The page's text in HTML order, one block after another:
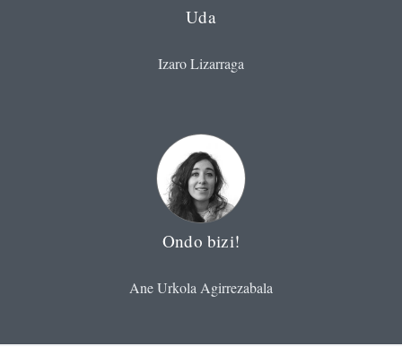
Uda
Izaro Lizarraga
Ondo bizi!
Ane Urkola Agirrezabala